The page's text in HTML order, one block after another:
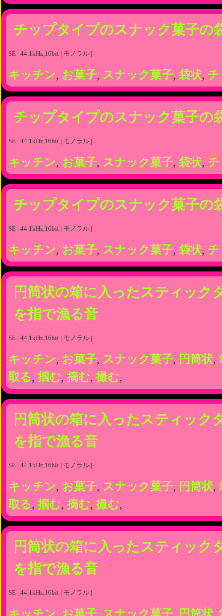
チップタイプのスナック菓子の
SE | 44.1kHz,16bit | モノラル |
キッチン, お菓子, スナック菓子, 袋状,
チップタイプのスナック菓子の
SE | 44.1kHz,16bit | モノラル |
キッチン, お菓子, スナック菓子, 袋状,
チップタイプのスナック菓子の
SE | 44.1kHz,16bit | モノラル |
キッチン, お菓子, スナック菓子, 袋状,
円筒状の箱に入ったスティック
を指で漁る音
SE | 44.1kHz,16bit | モノラル |
キッチン, お菓子, スナック菓子, 円筒状,
取る, 掴む, 摘む, 撮む,
円筒状の箱に入ったスティック
を指で漁る音
SE | 44.1kHz,16bit | モノラル |
キッチン, お菓子, スナック菓子, 円筒状,
取る, 掴む, 摘む, 撮む,
円筒状の箱に入ったスティック
を指で漁る音
SE | 44.1kHz,16bit | モノラル |